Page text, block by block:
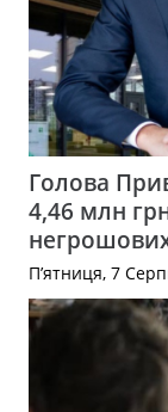
Голова
4,46 млн
П’ятниця, 7